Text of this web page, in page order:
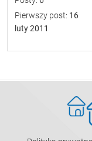
Pierwszy post: 16
luty 2011